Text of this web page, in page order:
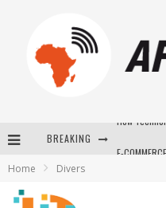
BREAKING
Home Divers